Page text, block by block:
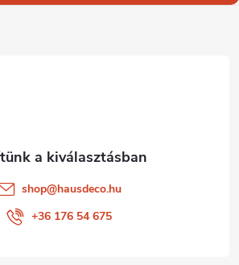
shop@hausdeco.hu
+36 176 54 675